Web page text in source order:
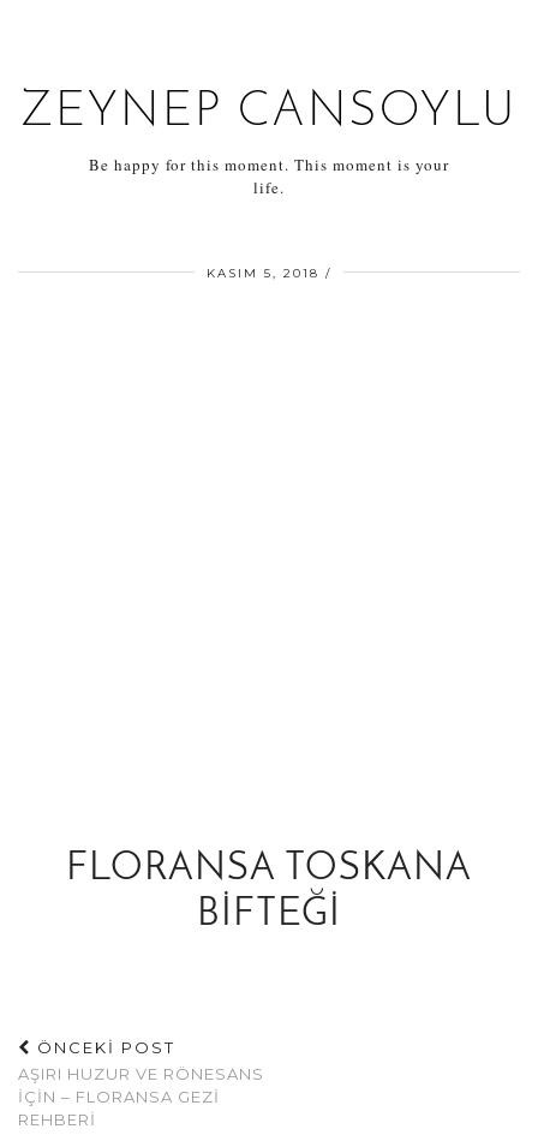
ZEYNEP CANSOYLU
Be happy for this moment. This moment is your
life.
KASIM 5, 2018
FLORANSA TOSKANA
BIFTEĞI
ÖNCEKİ POST
AŞIRI HUZUR VE RÖNESANS
İÇIN – FLORANSA GEZI
REHBERI